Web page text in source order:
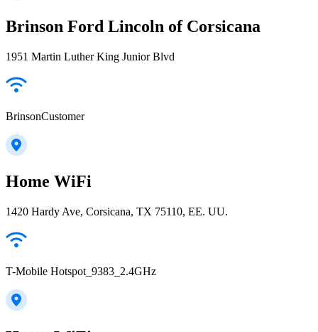
Brinson Ford Lincoln of Corsicana
1951 Martin Luther King Junior Blvd
BrinsonCustomer
Home WiFi
1420 Hardy Ave, Corsicana, TX 75110, EE. UU.
T-Mobile Hotspot_9383_2.4GHz